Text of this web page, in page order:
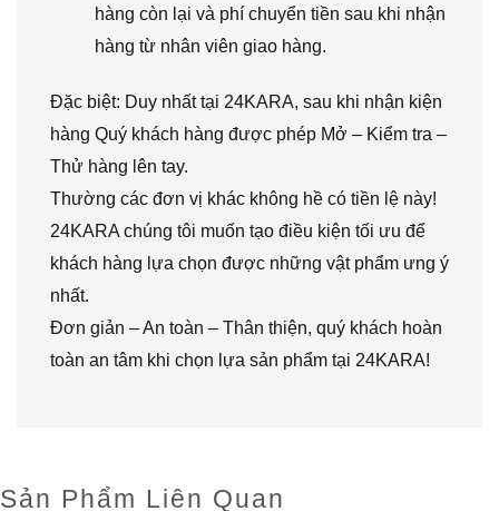
hàng còn lại và phí chuyển tiền sau khi nhận
hàng từ nhân viên giao hàng.
Đặc biệt: Duy nhất tại 24KARA, sau khi nhận kiện
hàng Quý khách hàng được phép Mở – Kiểm tra –
Thử hàng lên tay.
Thường các đơn vị khác không hề có tiền lệ này!
24KARA chúng tôi muốn tạo điều kiện tối ưu để
khách hàng lựa chọn được những vật phẩm ưng ý
nhất.
Đơn giản – An toàn – Thân thiện, quý khách hoàn
toàn an tâm khi chọn lựa sản phẩm tại 24KARA!
Sản Phẩm Liên Quan